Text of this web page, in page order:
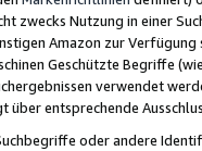
zwecks Nutzung in einer
Amazon zur
Geschützte Begriffe
verwendet
über entsprechende
oder andere